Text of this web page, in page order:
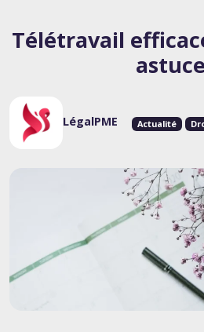
Télétravail
LégalPME Actualité